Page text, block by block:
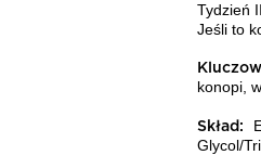
Tydzień
Jeśli to
konopi,
Skład:
Glycol/